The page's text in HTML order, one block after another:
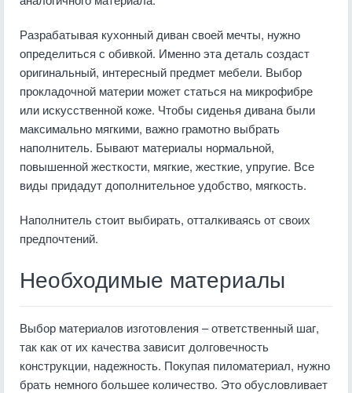
Разрабатывая кухонный диван своей мечты, нужно
определиться с обивкой. Именно эта деталь создаст
оригинальный, интересный предмет мебели. Выбор
прокладочной материи может статься на микрофибре
или искусственной коже. Чтобы сиденья дивана были
максимально мягкими, важно грамотно выбрать
наполнитель. Бывают материалы нормальной,
повышенной жесткости, мягкие, жесткие, упругие. Все
виды придадут дополнительное удобство, мягкость.
Наполнитель стоит выбирать, отталкиваясь от своих
предпочтений.
Необходимые материалы
Выбор материалов изготовления – ответственный шаг,
так как от их качества зависит долговечность
конструкции, надежность. Покупая пиломатериал, нужно
брать немного большее количество. Это обусловливает